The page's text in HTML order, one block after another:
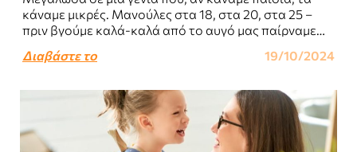
κάναμε μικρές. Μανούλες στα 18, στα 20, στα 25 –
πριν βγούμε καλά-καλά από το αυγό μας παίρναμε
Διαβάστε το 19/10/2024